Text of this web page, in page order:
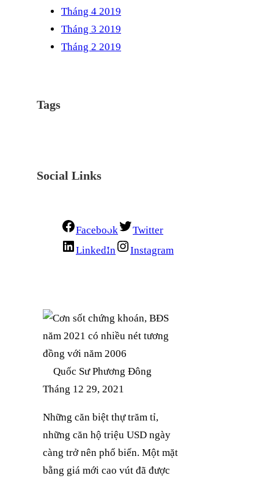
Tháng 4 2019
Tháng 3 2019
Tháng 2 2019
Tags
Social Links
Facebook
Twitter
LinkedIn
Instagram
Quốc Sư Phương Đông
Tháng 12 29, 2021
Những căn biệt thự trăm tỉ,
những căn hộ triệu USD ngày
càng trở nên phổ biến. Một mặt
bằng giá mới cao vút đã được